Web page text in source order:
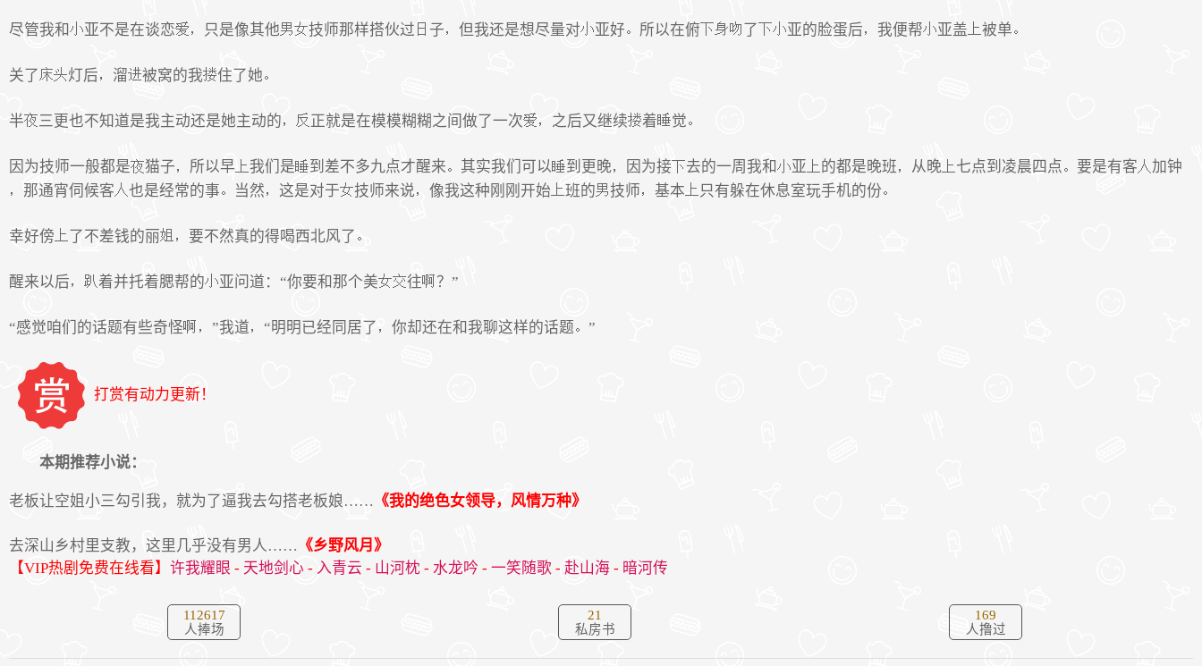
尽管我和 亚不是在谈恋 只是像其他 技师那样搭伙过 子 但我还是想尽量对 亚好 所以在俯 了 亚的脸蛋后 我便帮 亚盖 被单
关了 灯后 溜 被窝的我 住了她
半 三更也不知道是我主动还是她主动的 正就是在模模糊糊之间做了一次 之后又继续 着 觉
因为技师一般都是 猫子 所以早 我们是 到差不多九点才醒来 其实我们可以 到更晚 因为接 去的一周我和 亚 的都是晚班 从晚 七点到凌晨四点 要是有客
加钟
那通宵伺候客
也是经常的事 当然 这是对于 技师来说 像我这种刚刚开始 班的 技师 基本 只有躲在休息室玩手机的份
幸好傍 了不差钱的丽 要不然真的得喝西北风了
醒来以后 着并托着腮帮的 亚问道：“你要和那个美 往 ？”
“感觉咱们的话题有些奇怪 ”我道 “明明已经同居了 你却还在和我聊这样的话题 ”
打赏有动力更新！
本期推荐小说：
老板让空姐小三勾引我，就为了逼我去勾搭老板娘…… 《我的绝色女领导，风情万种》
去深山乡村里支教，这里几乎没有男人…… 《乡野风月》
【VIP热剧免费在线看】 许我耀眼 - 天地剑心 - 入青云 - 山河枕 - 水龙吟 - 一笑随歌 - 赴山海 - 暗河传
112617
人捧场
21
私房书
169
人撸过